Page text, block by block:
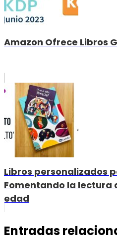
Amazon Ofrece Libros
Libros personalizados
Fomentando la lectura
edad
Entradas